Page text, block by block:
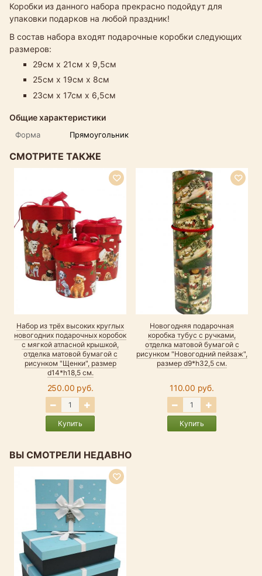
Коробки из данного набора прекрасно подойдут для
упаковки подарков на любой праздник!
В состав набора входят подарочные коробки следующих
размеров:
29см х 21см х 9,5см
25см х 19см х 8см
23см х 17см х 6,5см
Общие характеристики
Форма Прямоугольник
СМОТРИТЕ ТАКЖЕ
Набор из трёх высоких круглых
новогодних подарочных коробок
с мягкой атласной крышкой,
отделка матовой бумагой с
рисунком "Щенки", размер
d14*h18,5 см.
250.00 руб.
Купить
Новогодняя подарочная
коробка тубус с ручками,
отделка матовой бумагой с
рисунком "Новогодний пейзаж",
размер d9*h32,5 см.
110.00 руб.
Купить
ВЫ СМОТРЕЛИ НЕДАВНО